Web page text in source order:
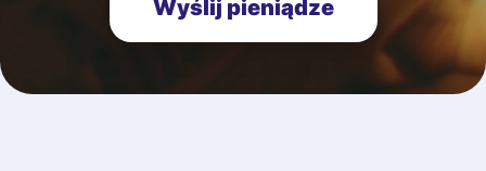
Wyślij pieniądze